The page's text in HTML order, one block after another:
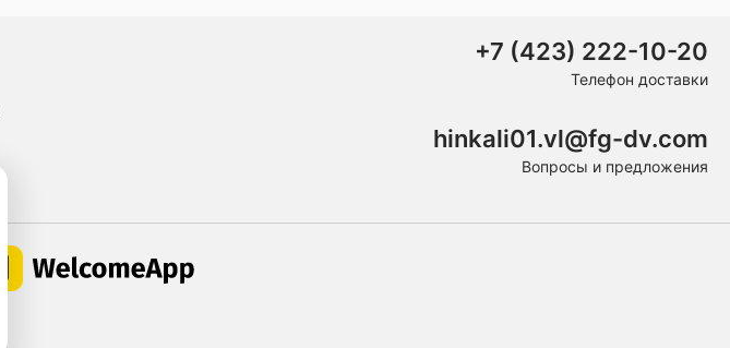
+7 (423) 222-10-20
Телефон доставки
hinkali01.vl@fg-dv.com
Вопросы и предложения